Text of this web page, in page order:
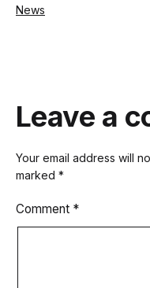
Categorized
News
Leave a
Your email address will
marked *
Comment *